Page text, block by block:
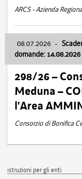
ARCS - Azienda
08.07.2026 -
domande: 14.08.2026
298/26 –
Meduna –
l'Area
Consorzio di Bonifica
istruzioni per gli enti